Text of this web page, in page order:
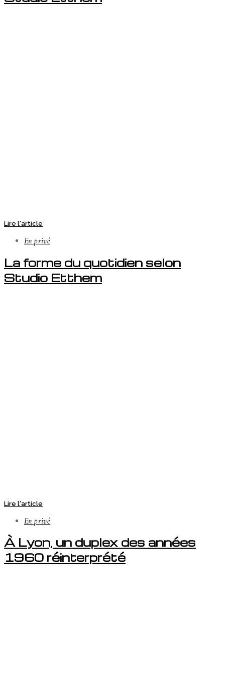
Lire l'article
En privé
La forme du quotidien selon
Studio Etthem
Lire l'article
En privé
À Lyon, un duplex des années
1960 réinterprété